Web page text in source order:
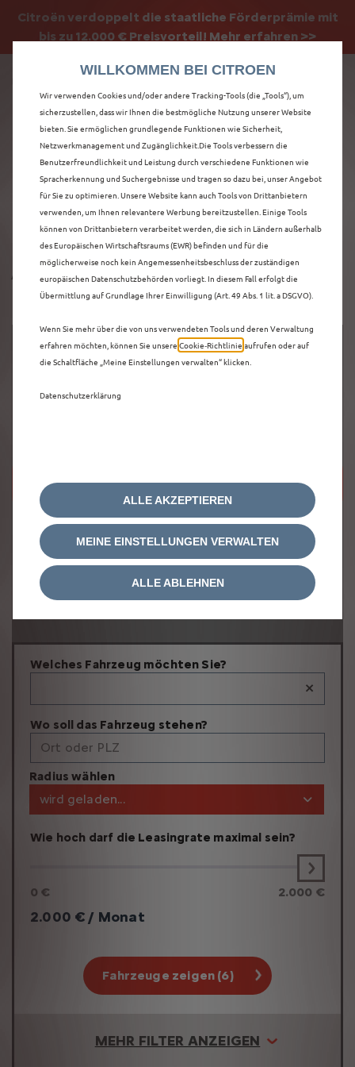
Citroën verdoppelt die staatliche Förderprämie mit
bis zu 12.000 € Preisvorteil! Mehr erfahren >>
Citroën verdoppelt die Förderprämie - 3.000 €
Grundförderung für jeden! Mehr erfahren >>
ENTDECKEN SIE ALLE
NEUER C5 AIRCROSS
NEUWAGEN IN HALLE
/ SAALE
akzeptieren Sie bitte die für
Marketing/Werbung relevanten-Cookies.
Welches Fahrzeug möchten Sie?
×
Wo soll das Fahrzeug stehen?
Ort oder PLZ
Radius wählen
wird geladen...
Wie hoch darf die Leasingrate maximal sein?
0 € 2.000 €
2.000 € / Monat
Fahrzeuge zeigen (6)
MEHR FILTER ANZEIGEN
WILLKOMMEN BEI CITROEN
Wir verwenden Cookies und/oder andere Tracking-Tools (die „Tools“), um
sicherzustellen, dass wir Ihnen die bestmögliche Nutzung unserer Website
bieten. Sie ermöglichen grundlegende Funktionen wie Sicherheit,
Netzwerkmanagement und Zugänglichkeit.Die Tools verbessern die
Benutzerfreundlichkeit und Leistung durch verschiedene Funktionen wie
Spracherkennung und Suchergebnisse und tragen so dazu bei, unser Angebot
für Sie zu optimieren. Unsere Website kann auch Tools von Drittanbietern
verwenden, um Ihnen relevantere Werbung bereitzustellen. Einige Tools
können von Drittanbietern verarbeitet werden, die sich in Ländern außerhalb
des Europäischen Wirtschaftsraums (EWR) befinden und für die
möglicherweise noch kein Angemessenheitsbeschluss der zuständigen
europäischen Datenschutzbehörden vorliegt. In diesem Fall erfolgt die
Übermittlung auf Grundlage Ihrer Einwilligung (Art. 49 Abs. 1 lit. a DSGVO).
Wenn Sie mehr über die von uns verwendeten Tools und deren Verwaltung
erfahren möchten, können Sie unsere Cookie‑Richtlinie aufrufen oder auf
die Schaltfläche „Meine Einstellungen verwalten“ klicken.
Datenschutzerklärung
MEINE EINSTELLUNGEN VERWALTEN
ALLE AKZEPTIEREN
ALLE ABLEHNEN